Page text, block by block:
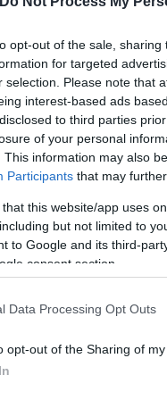
opt-out of the sale,
for targeted
selection. Please note that
interest-based ads
to third parties
of your personal
This information may also
Participants that may
that this website/app uses
but not limited to
to Google and its third-
consent section.
Data Processing Opt Outs
opt-out of the Sharing of my
φυσικά από
«Άγιος Ανδρέας»
της Πάτρας
δείγματα όπου